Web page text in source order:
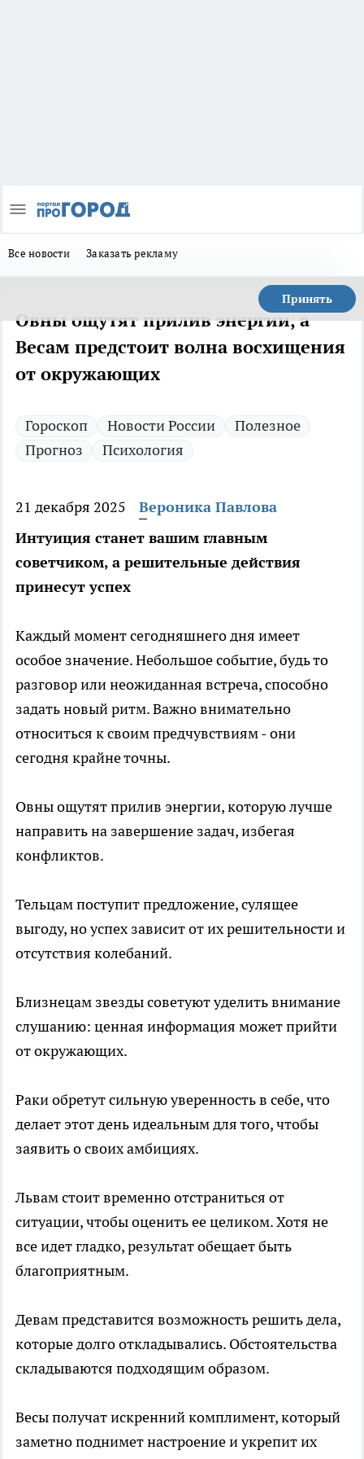
Все новости Заказать рекламу
Принять
Овны ощутят прилив энергии, а
Весам предстоит волна восхищения
от окружающих
Гороскоп Новости России
Полезное
Прогноз
Психология
21 декабря 2025
Вероника Павлова
Интуиция станет вашим главным
советчиком, а решительные действия
принесут успех
Каждый момент сегодняшнего дня имеет
особое значение. Небольшое событие, будь то
разговор или неожиданная встреча, способно
задать новый ритм. Важно внимательно
относиться к своим предчувствиям - они
сегодня крайне точны.
Овны ощутят прилив энергии, которую лучше
направить на завершение задач, избегая
конфликтов.
Тельцам поступит предложение, сулящее
выгоду, но успех зависит от их решительности и
отсутствия колебаний.
Близнецам звезды советуют уделить внимание
слушанию: ценная информация может прийти
от окружающих.
Раки обретут сильную уверенность в себе, что
делает этот день идеальным для того, чтобы
заявить о своих амбициях.
Львам стоит временно отстраниться от
ситуации, чтобы оценить ее целиком. Хотя не
все идет гладко, результат обещает быть
благоприятным.
Девам представится возможность решить дела,
которые долго откладывались. Обстоятельства
складываются подходящим образом.
Весы получат искренний комплимент, который
заметно поднимет настроение и укрепит их